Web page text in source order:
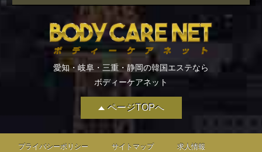
ページTOPへ
愛知・岐阜・三重・静岡の韓国エステなら
ボディーケアネット
プライバシーポリシー サイトマップ 求人情報